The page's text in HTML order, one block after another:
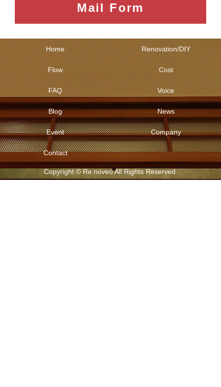
Mail Form
Home Renovation/DIY
Flow Cost
FAQ Voice
Blog News
Event Company
Contact
Copyright © Re:noveo All Rights Reserved.